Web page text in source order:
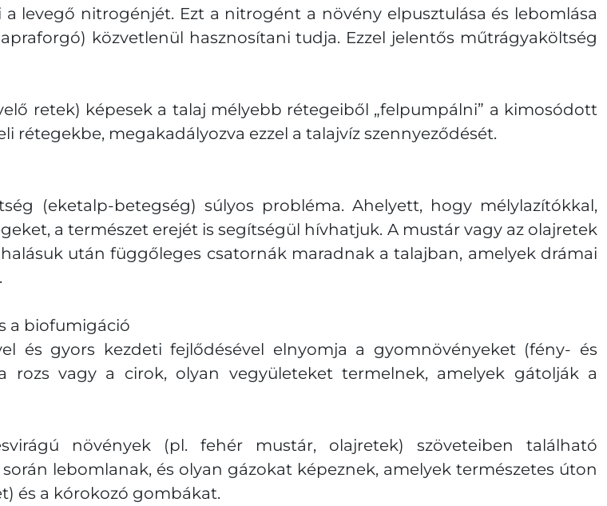
levegő nitrogénjét. Ezt a nitrogént a növény elpusztulása és lebomlása
közvetlenül hasznosítani tudja. Ezzel jelentős műtrágyaköltség
retek) képesek a talaj mélyebb rétegeiből „felpumpálni” a kimosódott
megakadályozva ezzel a talajvíz szennyeződését.
(eketalp-betegség) súlyos probléma. Ahelyett, hogy mélylazítókkal,
a természet erejét is segítségül hívhatjuk. A mustár vagy az olajretek
után függőleges csatornák maradnak a talajban, amelyek drámai
a biofumigáció
és gyors kezdeti fejlődésével elnyomja a gyomnövényeket (fény- és
rozs vagy a cirok, olyan vegyületeket termelnek, amelyek gátolják a
növények (pl. fehér mustár, olajretek) szöveteiben található
lebomlanak, és olyan gázokat képeznek, amelyek természetes úton
és a kórokozó gombákat.